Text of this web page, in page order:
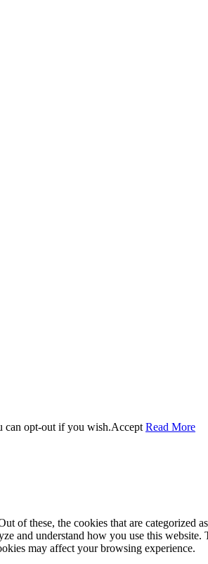
can opt-out if you wish.Accept Read More
these, the cookies that are categorized
and understand how you use this
may affect your browsing experience.